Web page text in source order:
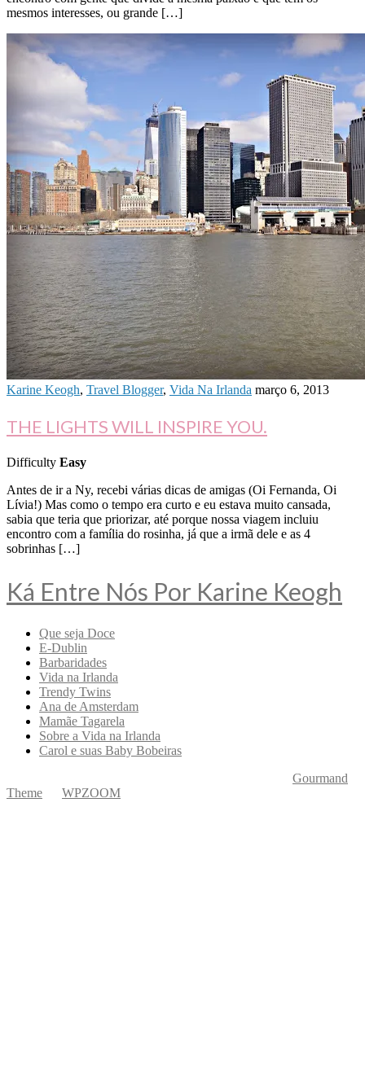
mesmos interesses, ou grande […]
Karine Keogh, Travel Blogger, Vida Na Irlanda março 6, 2013
THE LIGHTS WILL INSPIRE YOU.
Difficulty Easy
Antes de ir a Ny, recebi várias dicas de amigas (Oi Fernanda, Oi
Lívia!) Mas como o tempo era curto e eu estava muito cansada,
sabia que teria que priorizar, até porque nossa viagem incluiu
encontro com a família do rosinha, já que a irmã dele e as 4
sobrinhas […]
Ká Entre Nós Por Karine Keogh
Que seja Doce
E-Dublin
Barbaridades
Vida na Irlanda
Trendy Twins
Ana de Amsterdam
Mamãe Tagarela
Sobre a Vida na Irlanda
Carol e suas Baby Bobeiras
Gourmand
Theme
WPZOOM